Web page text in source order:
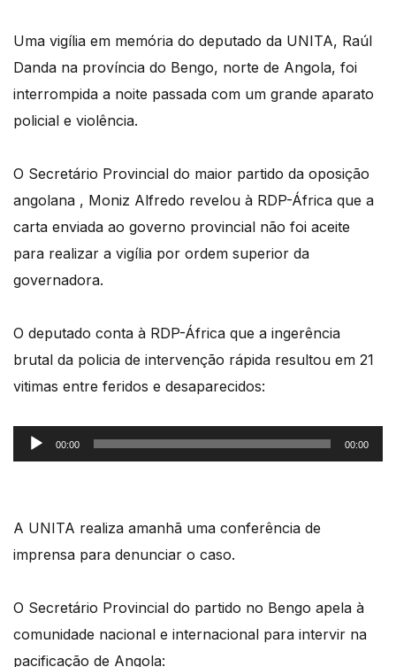
Uma vigília em memória do deputado da UNITA, Raúl
Danda na província do Bengo, norte de Angola, foi
interrompida a noite passada com um grande aparato
policial e violência.
O Secretário Provincial do maior partido da oposição
angolana , Moniz Alfredo revelou à RDP-África que a
carta enviada ao governo provincial não foi aceite
para realizar a vigília por ordem superior da
governadora.
O deputado conta à RDP-África que a ingerência
brutal da policia de intervenção rápida resultou em 21
vitimas entre feridos e desaparecidos:
Reprodutor
de
00:00 00:00
A UNITA realiza amanhã uma conferência de
imprensa para denunciar o caso.
O Secretário Provincial do partido no Bengo apela à
comunidade nacional e internacional para intervir na
pacificação de Angola: